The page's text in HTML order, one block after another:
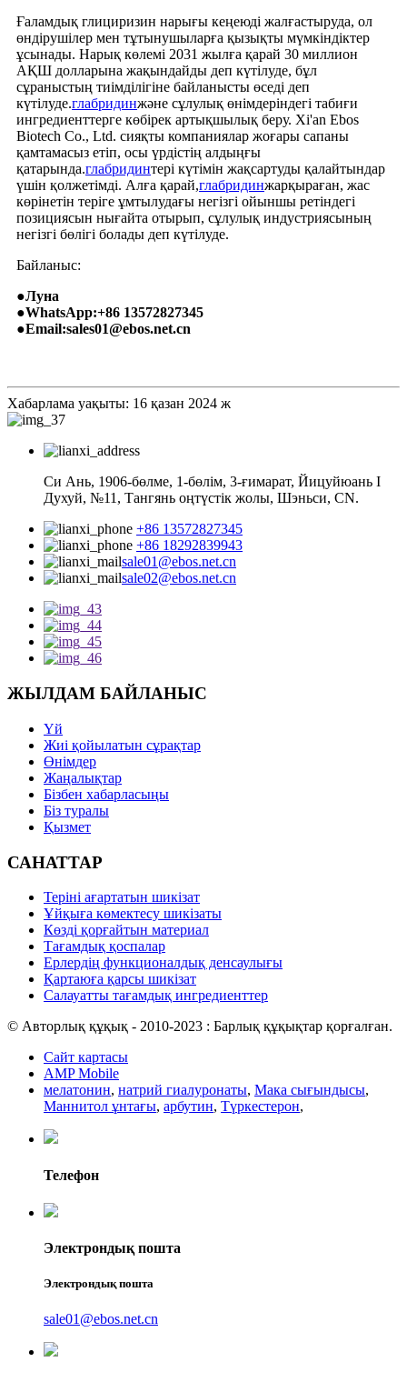
Ғаламдық глициризин нарығы кеңеюді жалғастыруда, ол
өндірушілер мен тұтынушыларға қызықты мүмкіндіктер
ұсынады. Нарық көлемі 2031 жылға қарай 30 миллион
АҚШ долларына жақындайды деп күтілуде, бұл
сұраныстың тиімділігіне байланысты өседі деп
күтілуде.глабридинжәне сұлулық өнімдеріндегі табиғи
ингредиенттерге көбірек артықшылық беру. Xi'an Ebos
Biotech Co., Ltd. сияқты компаниялар жоғары сапаны
қамтамасыз етіп, осы үрдістің алдыңғы
қатарында.глабридинтері күтімін жақсартуды қалайтындар
үшін қолжетімді. Алға қарай,глабридинжарқыраған, жас
көрінетін теріге ұмтылудағы негізгі ойыншы ретіндегі
позициясын нығайта отырып, сұлулық индустриясының
негізгі бөлігі болады деп күтілуде.
Байланыс:
●Луна
●WhatsApp:+86 13572827345
●Email:sales01@ebos.net.cn
Хабарлама уақыты: 16 қазан 2024 ж
Си Ань, 1906-бөлме, 1-бөлім, 3-ғимарат, Йицуйюань I
Духуй, №11, Тангянь оңтүстік жолы, Шэньси, CN.
+86 13572827345
+86 18292839943
sale01@ebos.net.cn
sale02@ebos.net.cn
ЖЫЛДАМ БАЙЛАНЫС
Үй
Жиі қойылатын сұрақтар
Өнімдер
Жаңалықтар
Бізбен хабарласыңы
Біз туралы
Қызмет
САНАТТАР
Теріні ағартатын шикізат
Ұйқыға көмектесу шикізаты
Көзді қорғайтын материал
Тағамдық қоспалар
Ерлердің функционалдық денсаулығы
Қартаюға қарсы шикізат
Салауатты тағамдық ингредиенттер
© Авторлық құқық - 2010-2023 : Барлық құқықтар қорғалған.
Сайт картасы
AMP Mobile
мелатонин, натрий гиалуронаты, Мака сығындысы,
Маннитол ұнтағы, арбутин, Түркестерон,
Телефон
Электрондық пошта
Электрондық пошта
sale01@ebos.net.cn